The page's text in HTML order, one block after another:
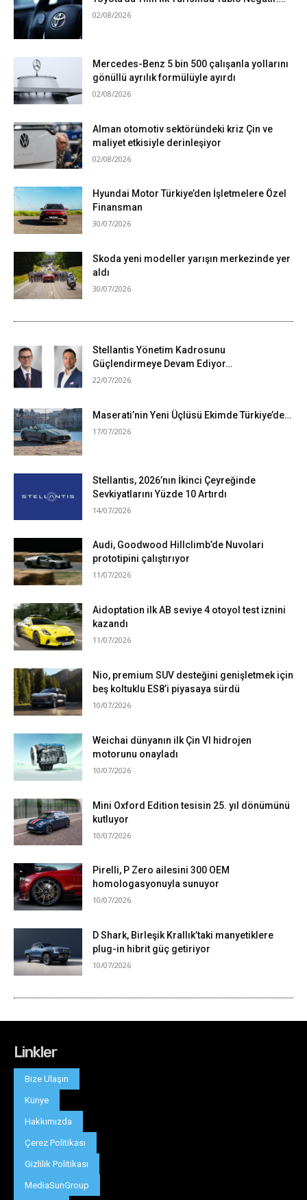
Linkler
Bize Ulaşın
Künye
Hakkımızda
Çerez Politikası
Gizlilik Politikası
MediaSunGroup